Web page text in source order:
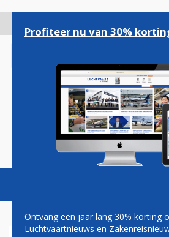
gaan
Magazine Podcasts
Profiteer nu van 30%
Ontvang een jaar lang 30% korting
Luchtvaartnieuws en